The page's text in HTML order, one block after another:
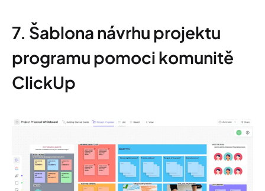
7. Šablona návrhu projektu
programu pomoci komunitě
ClickUp